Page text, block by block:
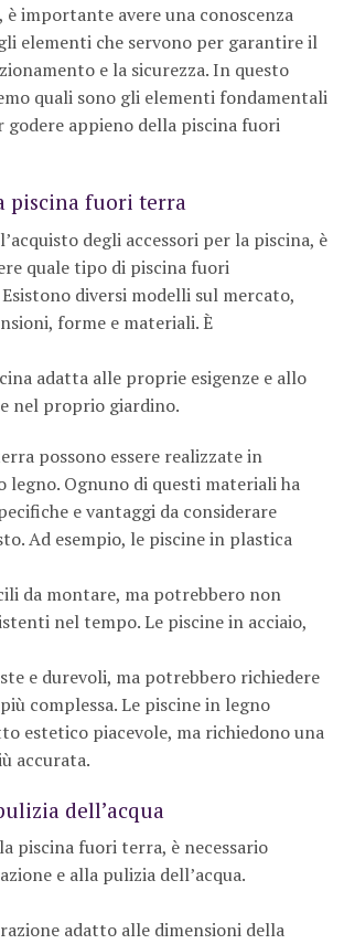
importante avere una conoscenza
elementi che servono per garantire il
e la sicurezza. In questo
quali sono gli elementi fondamentali
godere appieno della piscina fuori
piscina fuori terra
degli accessori per la piscina, è
quale tipo di piscina fuori
diversi modelli sul mercato,
forme e materiali. È
adatta alle proprie esigenze e allo
nel proprio giardino.
possono essere realizzate in
legno. Ognuno di questi materiali ha
e vantaggi da considerare
Ad esempio, le piscine in plastica
da montare, ma potrebbero non
nel tempo. Le piscine in acciaio,
e durevoli, ma potrebbero richiedere
complessa. Le piscine in legno
estetico piacevole, ma richiedono una
accurata.
dell’acqua
piscina fuori terra, è necessario
e alla pulizia dell’acqua.
adatto alle dimensioni della